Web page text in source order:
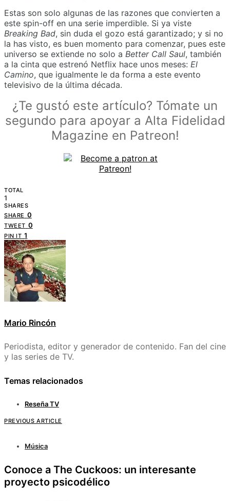
Estas son solo algunas de las razones que convierten a
este spin-off en una serie imperdible. Si ya viste
Breaking Bad, sin duda el gozo está garantizado; y si no
la has visto, es buen momento para comenzar, pues este
universo se extiende no solo a Better Call Saul, también
a la cinta que estrenó Netflix hace unos meses: El
Camino, que igualmente le da forma a este evento
televisivo de la última década.
¿Te gustó este artículo? Tómate un
segundo para apoyar a Alta Fidelidad
Magazine en Patreon!
TOTAL
1
SHARES
SHARE 0
TWEET 0
PIN IT 1
Mario Rincón
Periodista, editor y generador de contenido. Fan del cine
y las series de TV.
Temas relacionados
Reseña TV
PREVIOUS ARTICLE
Música
Conoce a The Cuckoos: un interesante
proyecto psicodélico